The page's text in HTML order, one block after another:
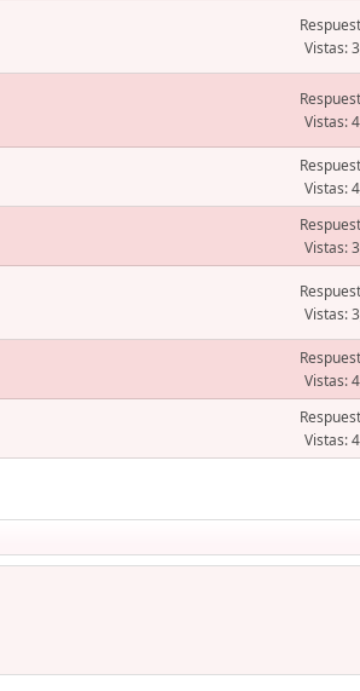
Vistas:
Vistas:
Vistas:
Vistas:
Vistas:
Vistas:
Vistas: